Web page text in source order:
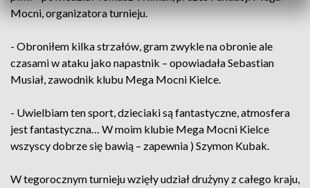
Mocni, organizatora turnieju.
- Obroniłem kilka strzałów, gram zwykle na obronie ale
czasami w ataku jako napastnik – opowiadała Sebastian
Musiał, zawodnik klubu Mega Mocni Kielce.
- Uwielbiam ten sport, dzieciaki są fantastyczne, atmosfera
jest fantastyczna… W moim klubie Mega Mocni Kielce
wszyscy dobrze się bawią – zapewnia ) Szymon Kubak.
W tegorocznym turnieju wzięły udział drużyny z całego kraju,